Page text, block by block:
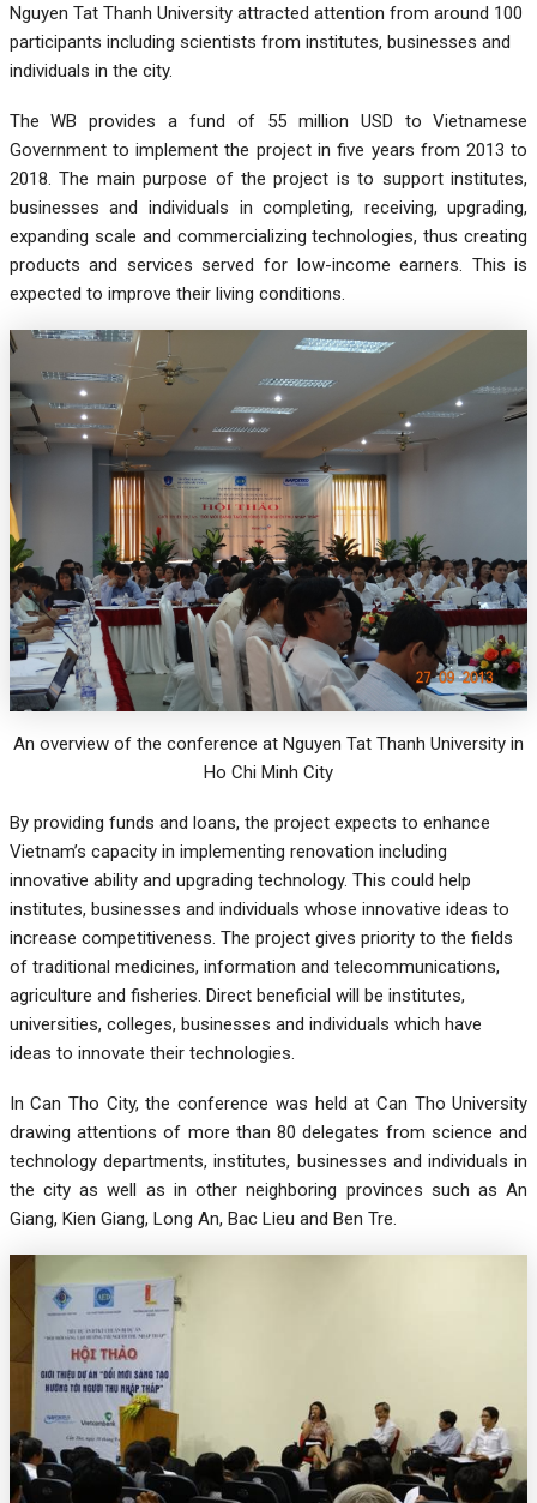
Nguyen Tat Thanh University attracted attention from around 100
participants including scientists from institutes, businesses and
individuals in the city.
The WB provides a fund of 55 million USD to Vietnamese
Government to implement the project in five years from 2013 to
2018. The main purpose of the project is to support institutes,
businesses and individuals in completing, receiving, upgrading,
expanding scale and commercializing technologies, thus creating
products and services served for low-income earners. This is
expected to improve their living conditions.
An overview of the conference at Nguyen Tat Thanh University in
Ho Chi Minh City
By providing funds and loans, the project expects to enhance
Vietnam’s capacity in implementing renovation including
innovative ability and upgrading technology. This could help
institutes, businesses and individuals whose innovative ideas to
increase competitiveness. The project gives priority to the fields
of traditional medicines, information and telecommunications,
agriculture and fisheries. Direct beneficial will be institutes,
universities, colleges, businesses and individuals which have
ideas to innovate their technologies.
In Can Tho City, the conference was held at Can Tho University
drawing attentions of more than 80 delegates from science and
technology departments, institutes, businesses and individuals in
the city as well as in other neighboring provinces such as An
Giang, Kien Giang, Long An, Bac Lieu and Ben Tre.